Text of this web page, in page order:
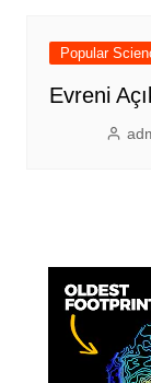
Popular
Evreni